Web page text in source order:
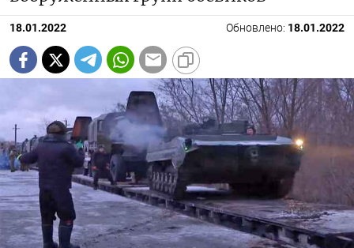
18.01.2022 Обновлено: 18.01.2022